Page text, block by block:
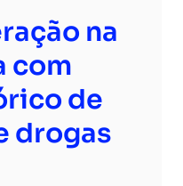
na
com
de
drogas